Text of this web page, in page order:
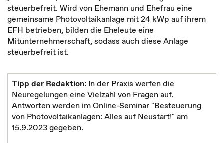
steuerbefreit. Wird von Ehemann und Ehefrau eine
gemeinsame Photovoltaikanlage mit 24 kWp auf ihrem
EFH betrieben, bilden die Eheleute eine
Mitunternehmerschaft, sodass auch diese Anlage
steuerbefreit ist.
Tipp der Redaktion: In der Praxis werfen die
Neuregelungen eine Vielzahl von Fragen auf.
Antworten werden imOnline-Seminar "Besteuerung
von Photovoltaikanlagen: Alles auf Neustart!" am
15.9.2023 gegeben.